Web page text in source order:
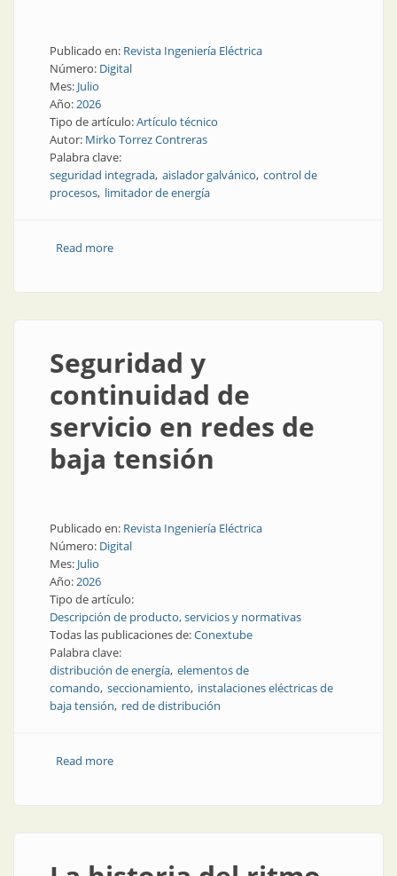
Publicado en: Revista Ingeniería Eléctrica
Número: Digital
Mes: Julio
Año:2026
Tipo de artículo:Artículo técnico
Autor: Mirko Torrez Contreras
Palabra clave:
seguridad integrada aislador galvánico control de
procesos limitador de energía
Read moreabout El increíble aislador de señales IS menguante,
Seguridad y
continuidad de
servicio en redes de
baja tensión
Publicado en: Revista Ingeniería Eléctrica
Número: Digital
Mes: Julio
Año:2026
Tipo de artículo:
Descripción de producto, servicios y normativas
Todas las publicaciones de:Conextube
Palabra clave:
distribución de energía elementos de
comando seccionamiento instalaciones eléctricas de
baja tensión red de distribución
Read moreabout Seguridad y continuidad de servicio en redes